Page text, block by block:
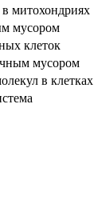
митохондриях
мусором
клеток
мусором
в клетках